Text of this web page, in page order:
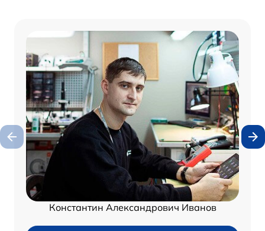
Константин Александрович Иванов